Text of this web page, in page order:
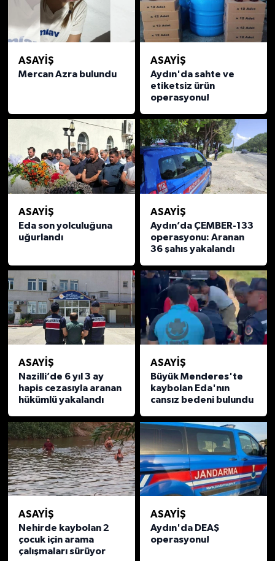
ASAYİŞ
Mercan Azra bulundu
ASAYİŞ
Aydın'da sahte ve
etiketsiz ürün
operasyonu!
ASAYİŞ
Eda son yolculuğuna
uğurlandı
ASAYİŞ
Aydın’da ÇEMBER-133
operasyonu: Aranan
36 şahıs yakalandı
ASAYİŞ
Nazilli’de 6 yıl 3 ay
hapis cezasıyla aranan
hükümlü yakalandı
ASAYİŞ
Büyük Menderes'te
kaybolan Eda'nın
cansız bedeni bulundu
ASAYİŞ
Nehirde kaybolan 2
çocuk için arama
çalışmaları sürüyor
ASAYİŞ
Aydın'da DEAŞ
operasyonu!
UŞAK
YURT